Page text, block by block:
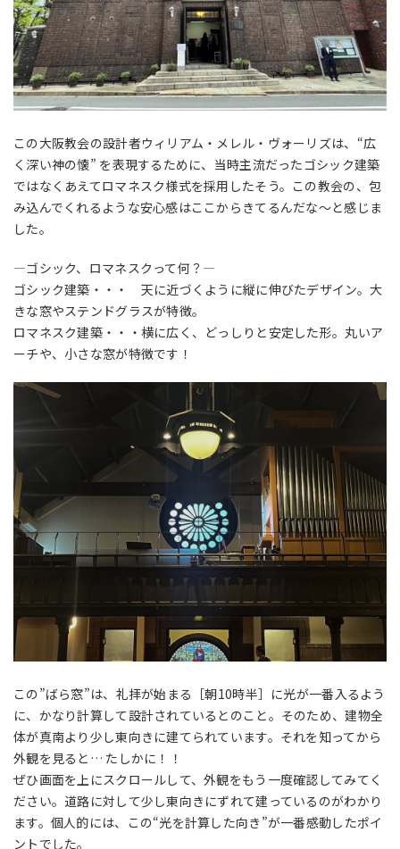
この大阪教会の設計者ウィリアム・メレル・ヴォーリズは、“広
く深い神の懐” を表現するために、当時主流だったゴシック建築
ではなくあえてロマネスク様式を採用したそう。この教会の、包
み込んでくれるような安心感はここからきてるんだな〜と感じま
した。
—ゴシック、ロマネスクって何？—
ゴシック建築・・・ 天に近づくように縦に伸びたデザイン。大
きな窓やステンドグラスが特徴。
ロマネスク建築・・・横に広く、どっしりと安定した形。丸いア
ーチや、小さな窓が特徴です！
この”ばら窓”は、礼拝が始まる［朝10時半］に光が一番入るよう
に、かなり計算して設計されているとのこと。そのため、建物全
体が真南より少し東向きに建てられています。それを知ってから
外観を見ると… たしかに！！
ぜひ画面を上にスクロールして、外観をもう一度確認してみてく
ださい。道路に対して少し東向きにずれて建っているのがわかり
ます。個人的には、この“光を計算した向き”が一番感動したポイ
ントでした。